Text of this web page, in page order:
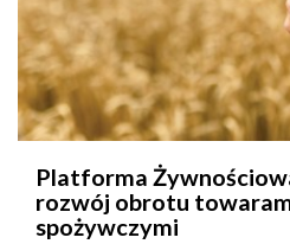
Platforma
rozwój obrotu
spożywczymi